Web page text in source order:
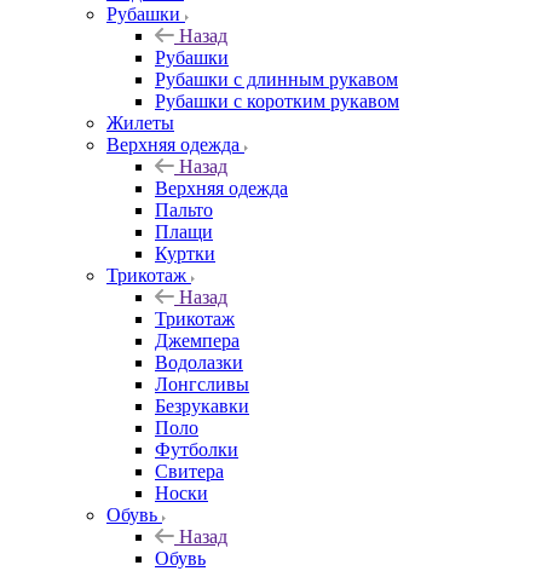
Рубашки
Назад
Рубашки
Рубашки с длинным рукавом
Рубашки с коротким рукавом
Жилеты
Верхняя одежда
Назад
Верхняя одежда
Пальто
Плащи
Куртки
Трикотаж
Назад
Трикотаж
Джемпера
Водолазки
Лонгсливы
Безрукавки
Поло
Футболки
Свитера
Носки
Обувь
Назад
Обувь